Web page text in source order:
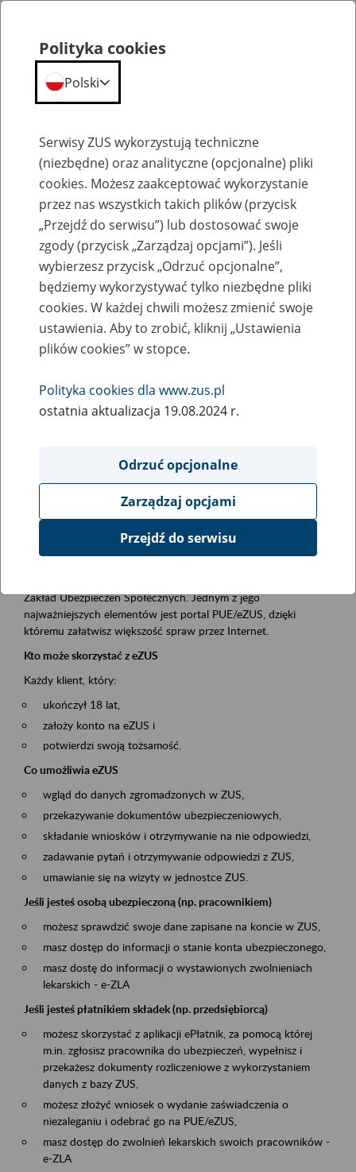
Szkolenia
Zaproś ZUS do siebie - zakładanie profili
eZUS w siedzibie Twojej firmy
Rodzaj wydarzenia
Szkolenia
Obszar merytoryczny
obsługa klientów
Opis wydarzenia
Platforma Usług Elektronicznych ZUS eZUS
Zakład Ubezpieczeń Społecznych. Jednym z jego
najważniejszych elementów jest portal PUE/eZUS, dzięki
któremu załatwisz większość spraw przez Internet.
Kto może skorzystać z eZUS
Każdy klient, który:
ukończył 18 lat,
założy konto na eZUS i
potwierdzi swoją tożsamość.
Co umożliwia eZUS
wgląd do danych zgromadzonych w ZUS,
przekazywanie dokumentów ubezpieczeniowych,
składanie wniosków i otrzymywanie na nie odpowiedzi,
zadawanie pytań i otrzymywanie odpowiedzi z ZUS,
umawianie się na wizyty w jednostce ZUS.
Jeśli jesteś osobą ubezpieczoną (np. pracownikiem)
możesz sprawdzić swoje dane zapisane na koncie w ZUS,
masz dostęp do informacji o stanie konta ubezpieczonego,
masz dostę do informacji o wystawionych zwolnieniach
lekarskich - e-ZLA
Jeśli jesteś płatnikiem składek (np. przedsiębiorcą)
możesz skorzystać z aplikacji ePłatnik, za pomocą której
m.in. zgłosisz pracownika do ubezpieczeń, wypełnisz i
przekażesz dokumenty rozliczeniowe z wykorzystaniem
danych z bazy ZUS,
możesz złożyć wniosek o wydanie zaświadczenia o
niezaleganiu i odebrać go na PUE/eZUS,
masz dostęp do zwolnień lekarskich swoich pracowników -
e-ZLA
Polityka cookies
Polski
Serwisy ZUS wykorzystują techniczne
(niezbędne) oraz analityczne (opcjonalne) pliki
cookies. Możesz zaakceptować wykorzystanie
przez nas wszystkich takich plików (przycisk
„Przejdź do serwisu”) lub dostosować swoje
zgody (przycisk „Zarządzaj opcjami”). Jeśli
wybierzesz przycisk „Odrzuć opcjonalne”,
będziemy wykorzystywać tylko niezbędne pliki
cookies. W każdej chwili możesz zmienić swoje
ustawienia. Aby to zrobić, kliknij „Ustawienia
plików cookies” w stopce.
Polityka cookies dla www.zus.pl
ostatnia aktualizacja 19.08.2024 r.
Odrzuć opcjonalne
Zarządzaj opcjami
Przejdź do serwisu